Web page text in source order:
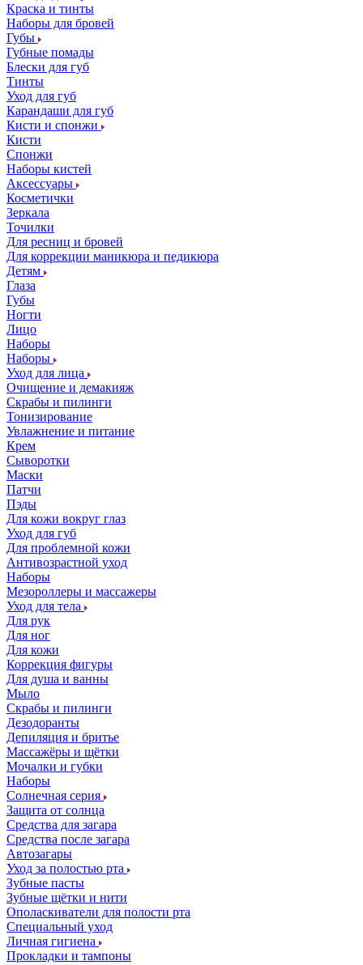
Краска и тинты
Наборы для бровей
Губы
Губные помады
Блески для губ
Тинты
Уход для губ
Карандаши для губ
Кисти и спонжи
Кисти
Спонжи
Наборы кистей
Аксессуары
Косметички
Зеркала
Точилки
Для ресниц и бровей
Для коррекции маникюра и педикюра
Детям
Глаза
Губы
Ногти
Лицо
Наборы
Наборы
Уход для лица
Очищение и демакияж
Скрабы и пилинги
Тонизирование
Увлажнение и питание
Крем
Сыворотки
Маски
Патчи
Пэды
Для кожи вокруг глаз
Уход для губ
Для проблемной кожи
Антивозрастной уход
Наборы
Мезороллеры и массажеры
Уход для тела
Для рук
Для ног
Для кожи
Коррекция фигуры
Для душа и ванны
Мыло
Скрабы и пилинги
Дезодоранты
Депиляция и бритье
Массажёры и щётки
Мочалки и губки
Наборы
Солнечная серия
Защита от солнца
Средства для загара
Средства после загара
Автозагары
Уход за полостью рта
Зубные пасты
Зубные щётки и нити
Ополаскиватели для полости рта
Специальный уход
Личная гигиена
Прокладки и тампоны